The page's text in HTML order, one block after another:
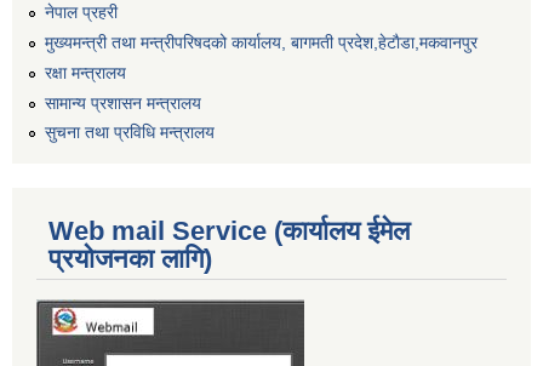
नेपाल प्रहरी
मुख्यमन्त्री तथा मन्त्रीपरिषदको कार्यालय, बागमती प्रदेश,हेटाैडा,मकवानपुर
रक्षा मन्त्रालय
सामान्य प्रशासन मन्त्रालय
सुचना तथा प्रविधि मन्त्रालय
Web mail Service (कार्यालय ईमेल
प्रयोजनका लागि)